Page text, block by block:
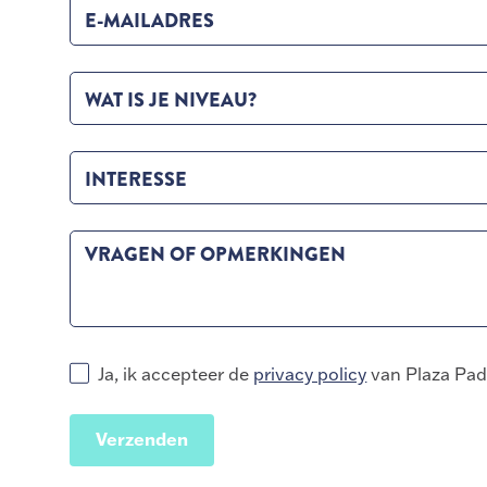
E-MAILADRES
WAT IS JE NIVEAU?
INTERESSE
VRAGEN OF OPMERKINGEN
Ja, ik accepteer de privacy policy van Plaza